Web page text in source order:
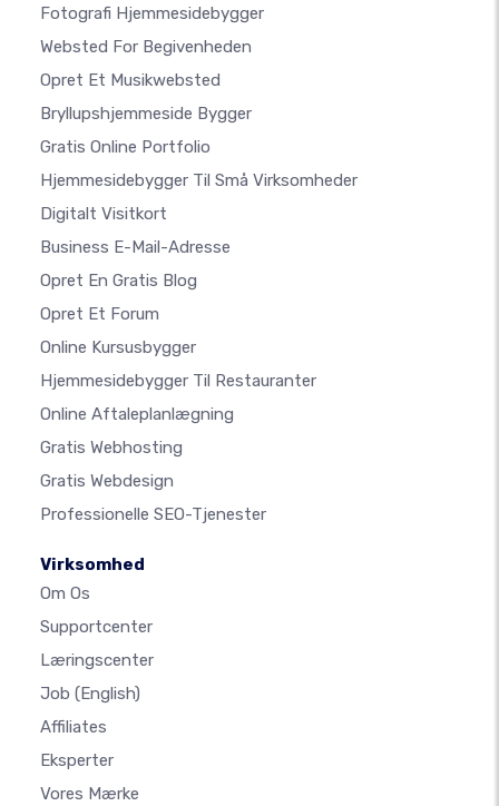
Fotografi Hjemmesidebygger
Websted For Begivenheden
Opret Et Musikwebsted
Bryllupshjemmeside Bygger
Gratis Online Portfolio
Hjemmesidebygger Til Små Virksomheder
Digitalt Visitkort
Business E-Mail-Adresse
Opret En Gratis Blog
Opret Et Forum
Online Kursusbygger
Hjemmesidebygger Til Restauranter
Online Aftaleplanlægning
Gratis Webhosting
Gratis Webdesign
Professionelle SEO-Tjenester
Virksomhed
Om Os
Supportcenter
Læringscenter
Job (English)
Affiliates
Eksperter
Vores Mærke